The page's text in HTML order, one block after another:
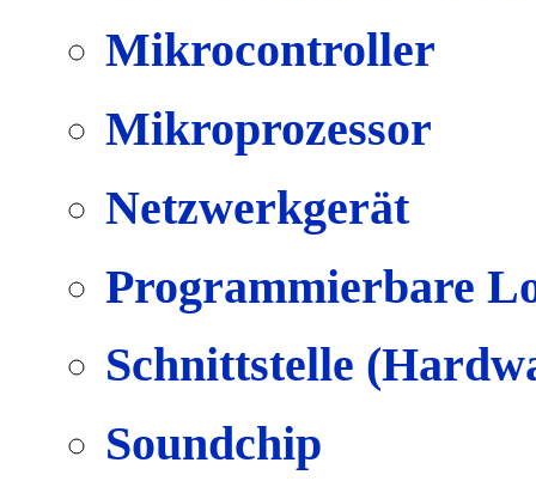
Mikrocontroller
Mikroprozessor
Netzwerkgerät
Programmierbare
Schnittstelle
Soundchip